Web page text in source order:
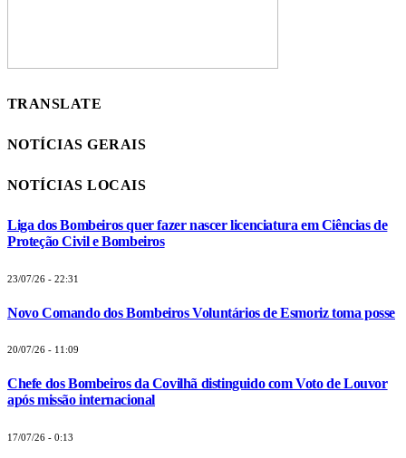
TRANSLATE
NOTÍCIAS GERAIS
NOTÍCIAS LOCAIS
Liga dos Bombeiros quer fazer nascer licenciatura em Ciências de
Proteção Civil e Bombeiros
23/07/26 - 22:31
Novo Comando dos Bombeiros Voluntários de Esmoriz toma posse
20/07/26 - 11:09
Chefe dos Bombeiros da Covilhã distinguido com Voto de Louvor
após missão internacional
17/07/26 - 0:13